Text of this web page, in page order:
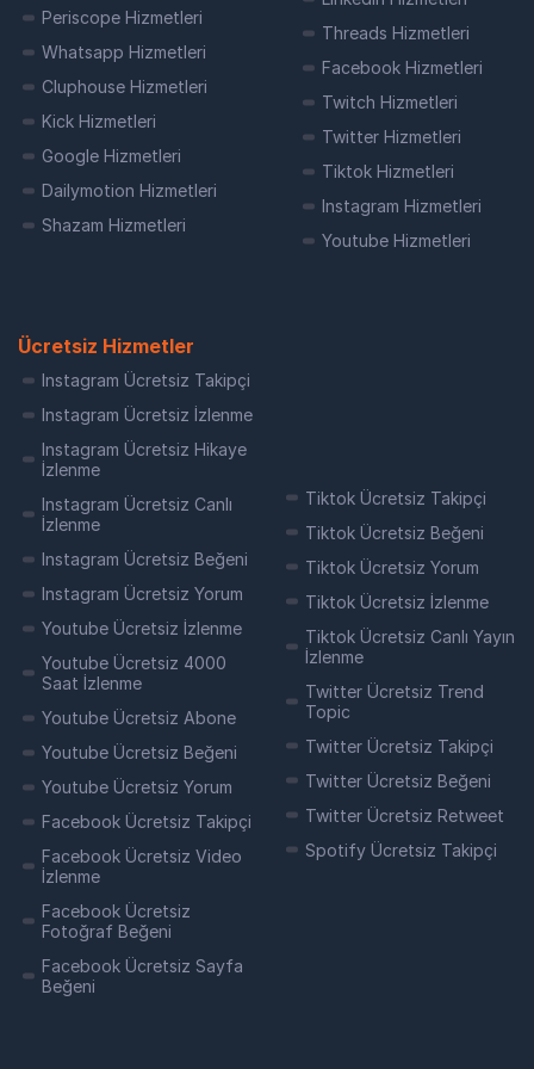
Youtube yorum hilesi adı altında sunulan çeşitli
yöntemler, genellikle botlar veya sahte hesaplar
aracılığıyla yapılan yorumları hedefler. Ancak bu
tür hileler, Youtube algoritmaları tarafından tespit
edilerek hesabınızın veya videolarınızın
güvenilirliğini zedeleyebilir.
Youtube'da gerçek ve organik yorumlar almanın
en etkili yolu, içerik kalitesini arttırmak ve izleyici
içeriğinizin değerli olduğunu gösterir.
Youtube yorum hilesigibi kısa vadeli çözümler
yerine uzun vadeli başarıyı hedefleyen videolar
üretmek, sizi Youtube platformunda daha
görünür hale getirecek ve izleyici kitlenizi organik
olarak büyütmenizi sağlayacaktır.
Youtube Yorum Hilesi Nedir?
Youtube yorum hilesi, sosyal medya
platformlarından biri olarak popülaritesini artırmış
olan Youtube'da sıkça karşılaşılan bir durumdur.
Bu hile, genellikle kullanıcıların kendi içeriğini
sunar gibi görünen ve genellikle spam içerik
barındıran yorumlarla gerçekleştirilir. Youtube
yorum hilesi genellikle video sahiplerine veya
rakiplerine karşı haksız avantaj sağlamak amacıyla
kullanılır.
Youtube yorum hilesi, genellikle botlar veya
otomatik yazılımlar aracılığıyla gerçekleştirilir. Bu
hile, gerçek kullanıcılar tarafından yapılan
yorumların önüne geçmek ve suni bir etki
yaratmak için kullanılır. Youtube algoritması,
sahte yorumları belirlemek ve bunları engellemek
için sürekli olarak güncellenmektedir.
Periscope Hizmetleri
Whatsapp Hizmetleri
Cluphouse Hizmetleri
Kick Hizmetleri
Google Hizmetleri
Dailymotion Hizmetleri
Shazam Hizmetleri
Threads Hizmetleri
Facebook Hizmetleri
Twitch Hizmetleri
Twitter Hizmetleri
Tiktok Hizmetleri
Instagram Hizmetleri
Youtube Hizmetleri
Ücretsiz Hizmetler
Instagram Ücretsiz Takipçi
Instagram Ücretsiz İzlenme
Instagram Ücretsiz Hikaye
İzlenme
Instagram Ücretsiz Canlı
İzlenme
Instagram Ücretsiz Beğeni
Instagram Ücretsiz Yorum
Youtube Ücretsiz İzlenme
Youtube Ücretsiz 4000
Saat İzlenme
Youtube Ücretsiz Abone
Youtube Ücretsiz Beğeni
Youtube Ücretsiz Yorum
Facebook Ücretsiz Takipçi
Facebook Ücretsiz Video
İzlenme
Facebook Ücretsiz
Fotoğraf Beğeni
Facebook Ücretsiz Sayfa
Beğeni
Tiktok Ücretsiz Takipçi
Tiktok Ücretsiz Beğeni
Tiktok Ücretsiz Yorum
Tiktok Ücretsiz İzlenme
Tiktok Ücretsiz Canlı Yayın
İzlenme
Twitter Ücretsiz Trend
Topic
Twitter Ücretsiz Takipçi
Twitter Ücretsiz Beğeni
Twitter Ücretsiz Retweet
Spotify Ücretsiz Takipçi